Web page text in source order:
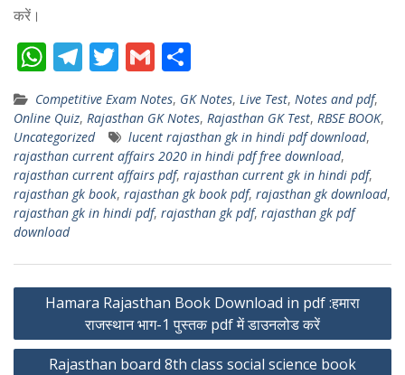
करें।
W
at
s
A
p
p
T
el
e
gr
a
m
T
itt
er
G
m
ai
l
h
ar
e
Competitive Exam Notes, GK Notes, Live Test, Notes and pdf,
Online Quiz, Rajasthan GK Notes, Rajasthan GK Test, RBSE BOOK,
Uncategorized
lucent rajasthan gk in hindi pdf download,
rajasthan current affairs 2020 in hindi pdf free download,
rajasthan current affairs pdf, rajasthan current gk in hindi pdf,
rajasthan gk book, rajasthan gk book pdf, rajasthan gk download,
rajasthan gk in hindi pdf, rajasthan gk pdf, rajasthan gk pdf
download
Post
navigation
Hamara Rajasthan Book Download in pdf :हमारा
राजस्थान भाग-1 पुस्तक pdf में डाउनलोड करें
Rajasthan board 8th class social science book